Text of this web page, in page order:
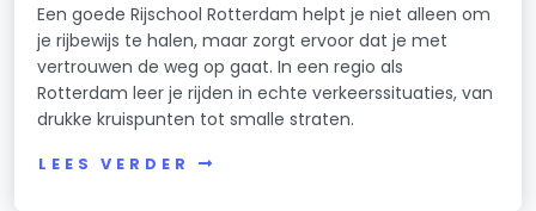
Een goede Rijschool Rotterdam helpt je niet alleen om
je rijbewijs te halen, maar zorgt ervoor dat je met
vertrouwen de weg op gaat. In een regio als
Rotterdam leer je rijden in echte verkeerssituaties, van
drukke kruispunten tot smalle straten.
LEES VERDER